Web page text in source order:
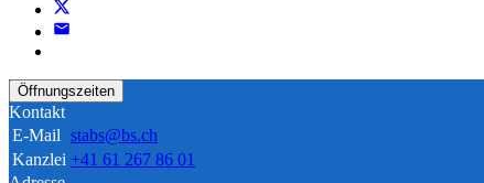
Öffnungszeiten
Kontakt
E-Mail stabs@bs.ch
Kanzlei +41 61 267 86 01